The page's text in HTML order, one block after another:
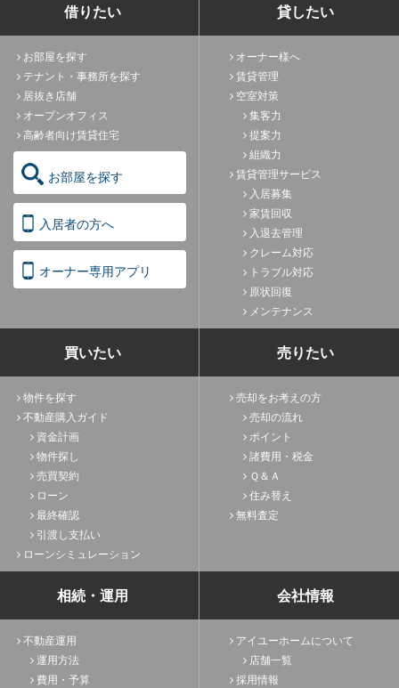
借りたい
お部屋を探す
テナント・事務所を探す
居抜き店舗
オープンオフィス
高齢者向け賃貸住宅
お部屋を探す
入居者の方へ
オーナー専用アプリ
貸したい
オーナー様へ
賃貸管理
空室対策
集客力
提案力
組織力
賃貸管理サービス
入居募集
家賃回収
入退去管理
クレーム対応
トラブル対応
原状回復
メンテナンス
買いたい
物件を探す
不動産購入ガイド
資金計画
物件探し
売買契約
ローン
最終確認
引渡し支払い
ローンシミュレーション
売りたい
売却をお考えの方
売却の流れ
ポイント
諸費用・税金
Ｑ＆Ａ
住み替え
無料査定
相続・運用
不動産運用
運用方法
費用・予算
会社情報
アイユーホームについて
店舗一覧
採用情報